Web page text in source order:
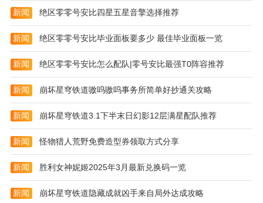
-真人互动-
注册牵媒必须经过手机认证，这里是十分安全的恋爱交
友聚集地。
新闻 绝区零零号安比四星五星音擎选择推荐
新闻 绝区零零号安比毕业面板要多少 最佳毕业面板一览
新闻 绝区零零号安比怎么配队|零号安比最强T0阵容推荐
新闻 崩坏星穹铁道嗷呜嗷呜事务所简单好抄通关攻略
新闻 崩坏星穹铁道3.1下半末日幻影12层满星配队推荐
新闻 怪物猎人荒野免费造型券领取方式分享
新闻 胜利女神妮姬2025年3月最新兑换码一览
新闻 崩坏星穹铁道隐藏成就凶手来自局外达成攻略